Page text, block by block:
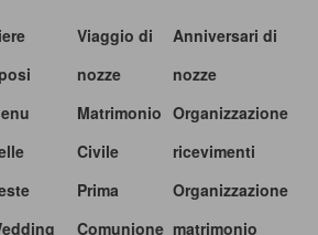
Viaggio di
nozze
Matrimonio
Civile
Prima
Comunione
Anniversari di
nozze
Organizzazione
ricevimenti
Organizzazione
matrimonio